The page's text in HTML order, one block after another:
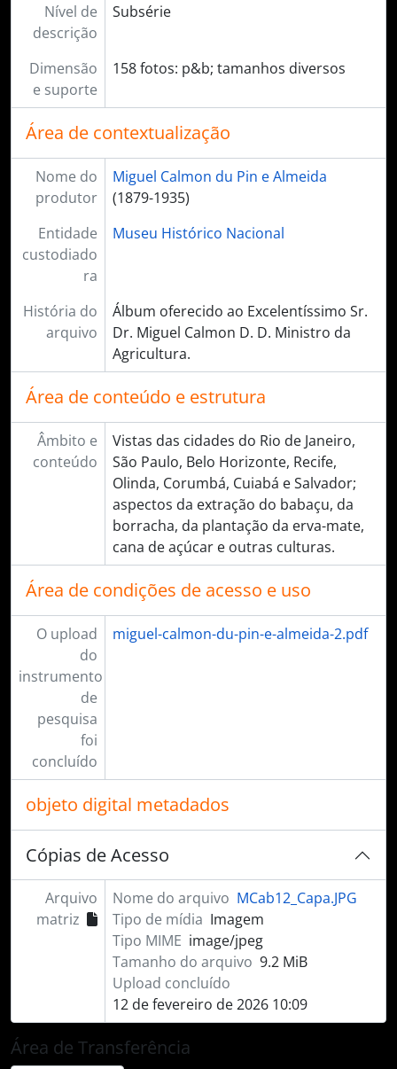
Nível de
descrição
Subsérie
Dimensão
e suporte
158 fotos: p&b; tamanhos diversos
Área de contextualização
Nome do
produtor
Miguel Calmon du Pin e Almeida
(1879-1935)
Entidade
custodiado
ra
Museu Histórico Nacional
História do
arquivo
Álbum oferecido ao Excelentíssimo Sr.
Dr. Miguel Calmon D. D. Ministro da
Agricultura.
Área de conteúdo e estrutura
Âmbito e
conteúdo
Vistas das cidades do Rio de Janeiro,
São Paulo, Belo Horizonte, Recife,
Olinda, Corumbá, Cuiabá e Salvador;
aspectos da extração do babaçu, da
borracha, da plantação da erva-mate,
cana de açúcar e outras culturas.
Área de condições de acesso e uso
O upload
do
instrumento
de
pesquisa
foi
concluído
miguel-calmon-du-pin-e-almeida-2.pdf
objeto digital metadados
Cópias de Acesso
Arquivo
matriz
Nome do arquivo MCab12_Capa.JPG
Tipo de mídia Imagem
Tipo MIME image/jpeg
Tamanho do arquivo 9.2 MiB
Upload concluído
12 de fevereiro de 2026 10:09
Área de Transferência